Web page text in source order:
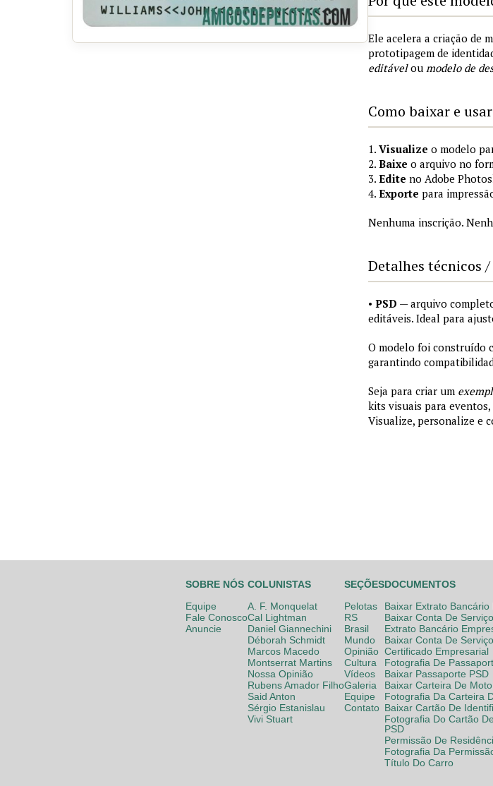
Ele acelera a criação de
prototipagem de
editávelou modelo de
Como baixar e
1. Visualize o modelo
2. Baixe o arquivo no
3. Edite no Adobe
4. Exporte para
Nenhuma inscrição.
Detalhes técnicos
• PSD — arquivo
editáveis. Ideal para
O modelo foi construído
garantindo
Seja para criar um
kits visuais para
Visualize, personalize e
SOBRE NÓS
Equipe
Fale Conosco
Anuncie
COLUNISTAS
A. F. Monquelat
Cal Lightman
Daniel Giannechini
Déborah Schmidt
Marcos Macedo
Montserrat Martins
Nossa Opinião
Rubens Amador Filho
Said Anton
Sérgio Estanislau
Vivi Stuart
SEÇÕES
Pelotas
RS
Brasil
Mundo
Opinião
Cultura
Vídeos
Galeria
Equipe
Contato
DOCUMENTOS
Baixar Extrato Bancário
Baixar Conta De
Extrato Bancário
Baixar Conta De
Certificado Empresarial
Fotografia De
Baixar Passaporte PSD
Baixar Carteira De
Fotografia Da Carteira
Baixar Cartão De
Fotografia Do Cartão
PSD
Permissão De
Fotografia Da
Título Do Carro